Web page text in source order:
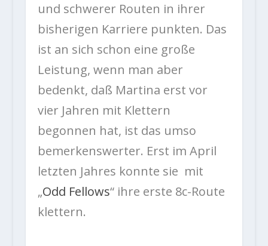
und schwerer Routen in ihrer
bisherigen Karriere punkten. Das
ist an sich schon eine große
Leistung, wenn man aber
bedenkt, daß Martina erst vor
vier Jahren mit Klettern
begonnen hat, ist das umso
bemerkenswerter. Erst im April
letzten Jahres konnte sie mit
„Odd Fellows“ ihre erste 8c-Route
klettern.